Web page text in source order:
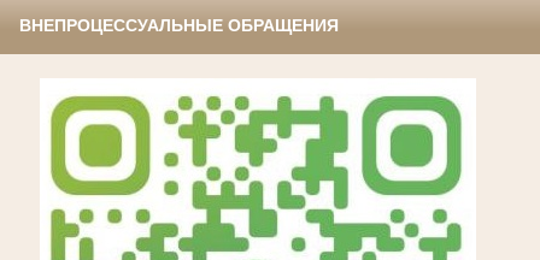
ВНЕПРОЦЕССУАЛЬНЫЕ ОБРАЩЕНИЯ